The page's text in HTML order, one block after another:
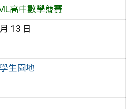
高中數學競賽
13 日
學生園地